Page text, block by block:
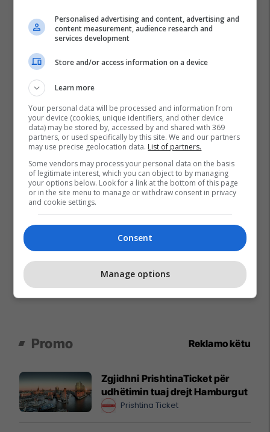
Promo Reklamo këtu
Zgjidhni PrishtinaTicket për
udhëtimin tuaj drejt Hamburgut
Prishtina Ticket
Personalised advertising and content, advertising and
content measurement, audience research and
services development
Store and/or access information on a device
Learn more
Your personal data will be processed and information from
your device (cookies, unique identifiers, and other device
data) may be stored by, accessed by and shared with 369
partners, or used specifically by this site. We and our partners
may use precise geolocation data. List of partners.
Some vendors may process your personal data on the basis
of legitimate interest, which you can object to by managing
your options below. Look for a link at the bottom of this page
or in the site menu to manage or withdraw consent in privacy
and cookie settings.
Consent
Manage options